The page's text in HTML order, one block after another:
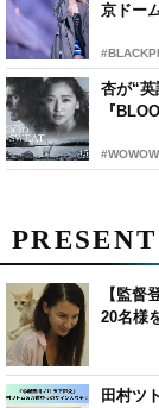
京ドー
杏が“
『
#WOWOW
PRESENT
【監督
20名様
田村ツ